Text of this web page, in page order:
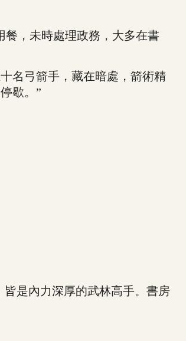
，未時處理政務，大多在書
名弓箭手，藏在暗處，箭術精
歇。”
是內力深厚的武林高手。書房